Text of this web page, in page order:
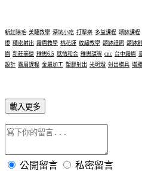
新莊除毛 美睫教學 深坑小吃 打擊樂 多益課程 頌缽課程
燈 精密射出 霧眉教學 桃花運 紋繡教學 頌缽證照 頌缽
眉 新莊美睫 雅思6.5 感情和合 雅思課程 cnc 台中霧眉
設計 霧眉課程 金屬加工 塑膠射出 光明燈 射出模具 塔
載入更多
公開留言 私密留言